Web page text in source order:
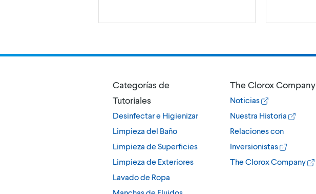
Categorías de
Tutoriales
Desinfectar e Higienizar
Limpieza del Baño
Limpieza de Superficies
Limpieza de Exteriores
Lavado de Ropa
The Clorox Company
Noticias
Nuestra Historia
Relaciones con
Inversionistas
The Clorox Company